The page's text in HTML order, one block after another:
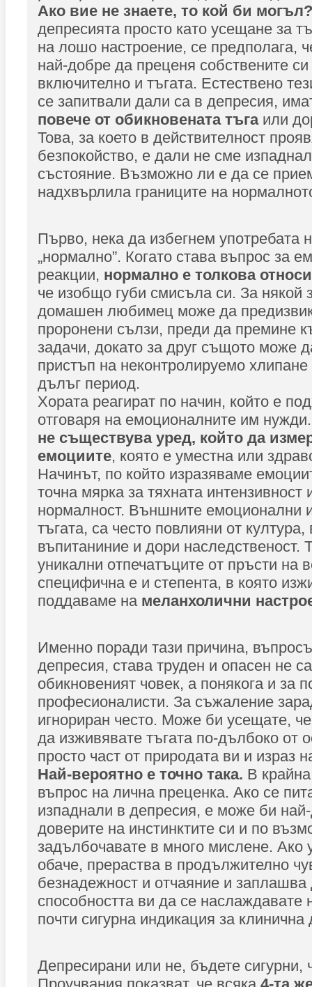
Ако вие не знаете, то кой би
депресията просто като усещане за
на лошо настроение, се предполага,
най-добре да преценя собствените
включително и тъгата. Естествено
се запитвали дали са в депресия,
повече от обикновената тъга или
Това, за което в действителност
безпокойство, е дали не сме
състояние. Възможно ли е да се
надхвърлила границите на
Първо, нека да избегнем употребата
„нормално”. Когато става въпрос за
реакции, нормално е толкова
че изобщо губи смисъла си. За някой
домашен любимец може да
проронени сълзи, преди да премине
задачи, докато за друг същото може
пристъп на неконтролируемо хлипане
дълъг период.
Хората реагират по начин, който е
отговаря на емоционалните им
не съществува уред, който да
емоциите, която е уместна или
Начинът, по който изразяваме
точна мярка за тяхната интензивност
нормалност. Външните емоционални
тъгата, са често повлияни от
въпитаниние и дори наследственост.
уникални отпечатъците от пръсти на
специфична е и степента, в която
поддаваме на меланхолични
Именно поради тази причина,
депресия, става труден и опасен не
обикновеният човек, а понякога и за
професионалисти. За съжаление
игнориран често. Може би усещате,
да изживявате тъгата по-дълбоко от
просто част от природата ви и израз
Най-вероятно е точно така. В
въпрос на лична преценка. Ако се
изпаднали в депресия, е може би
доверите на инстинктите си и по
задълбочавате в много мислене. Ако
обаче, прераства в продължително
безнадежност и отчаяние и заплашва
способността ви да се наслаждавате
почти сигурна индикация за клинична
Депресирани или не, бъдете сигурни,